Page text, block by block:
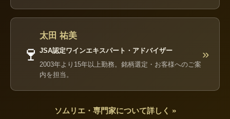
🍷
太田 祐美
JSA認定ワインエキスパート・アドバイザー
2003年より15年以上勤務。銘柄選定・お客様へのご案
内を担当。
»
ソムリエ・専門家について詳しく »